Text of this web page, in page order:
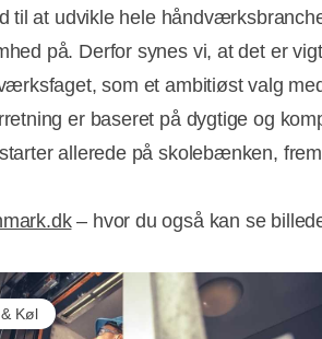
til at udvikle hele
på. Derfor synes vi, at det er
som et ambitiøst valg
er baseret på dygtige og
allerede på skolebænken,
– hvor du også kan se
Køl